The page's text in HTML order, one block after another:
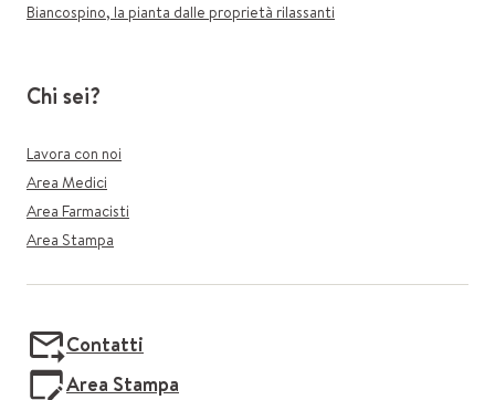
Biancospino, la pianta dalle proprietà rilassanti
Chi sei?
Lavora con noi
Area Medici
Area Farmacisti
Area Stampa
Contatti
Area Stampa